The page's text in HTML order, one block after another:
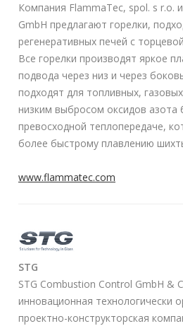
Н
а
й
т
и
:
Компания FlammaTec, spol. s r.o.
GmbH предлагают горелки,
регенеративных печей с
Все горелки производят яркое
подвода через низ и через
подходят для топливных,
низким выбросом оксидов азота
превосходной теплопередаче,
более быстрому плавлению
www.flammatec.com
STG
STG Combustion Control GmbH &
инновационная технологически
проектно-конструкторская